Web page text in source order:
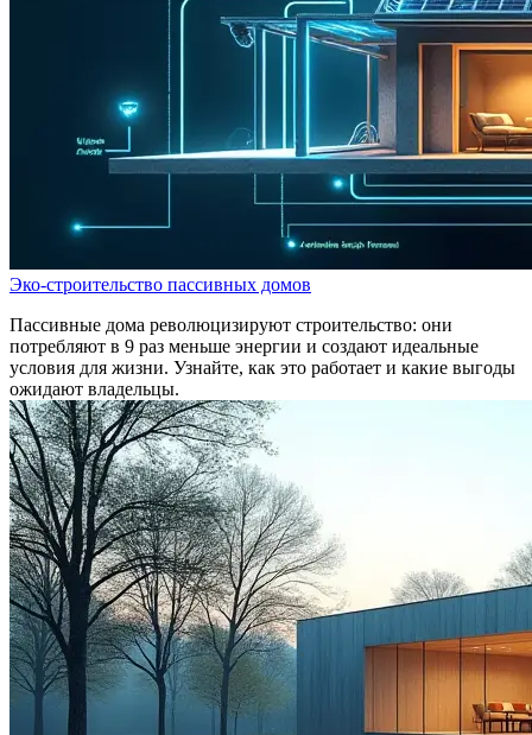
Эко-строительство пассивных домов
Пассивные дома революцизируют строительство: они
потребляют в 9 раз меньше энергии и создают идеальные
условия для жизни. Узнайте, как это работает и какие выгоды
ожидают владельцы.